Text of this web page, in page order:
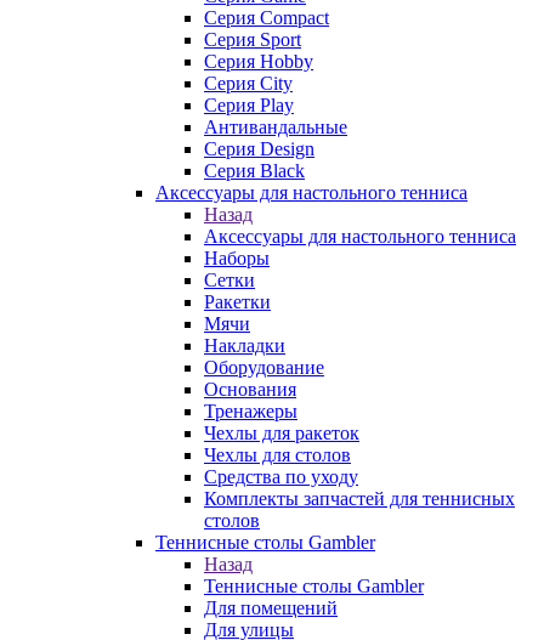
Серия Compact
Серия Sport
Серия Hobby
Серия City
Серия Play
Антивандальные
Серия Design
Серия Black
Аксессуары для настольного тенниса
Назад
Аксессуары для настольного тенниса
Наборы
Сетки
Ракетки
Мячи
Накладки
Оборудование
Основания
Тренажеры
Чехлы для ракеток
Чехлы для столов
Средства по уходу
Комплекты запчастей для теннисных
столов
Теннисные столы Gambler
Назад
Теннисные столы Gambler
Для помещений
Для улицы